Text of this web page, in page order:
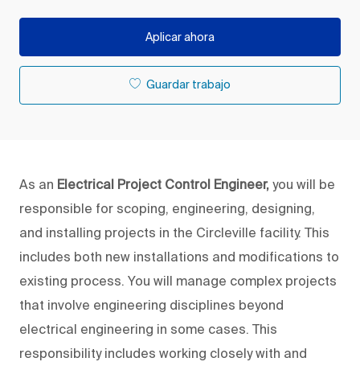
Aplicar ahora
Guardar trabajo
As an Electrical Project Control Engineer, you will be
responsible for scoping, engineering, designing,
and installing projects in the Circleville facility. This
includes both new installations and modifications to
existing process. You will manage complex projects
that involve engineering disciplines beyond
electrical engineering in some cases. This
responsibility includes working closely with and